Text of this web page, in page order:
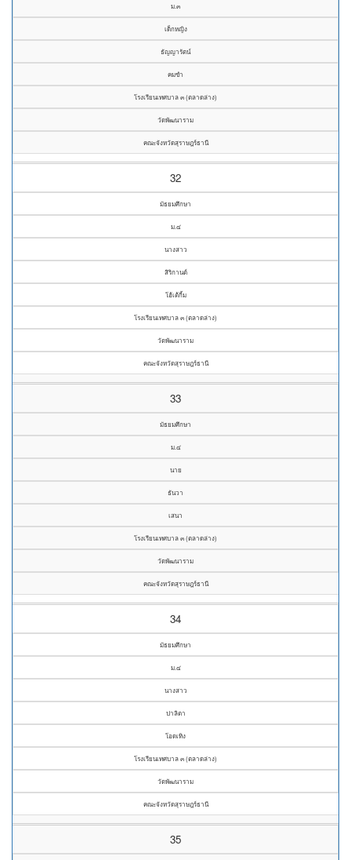
ม.๓
เด็กหญิง
ธัญญารัตน์
คมขำ
โรงเรียนเทศบาล ๓ (ตลาดล่าง)
วัดพัฒนาราม
คณะจังหวัดสุราษฎร์ธานี
32
มัธยมศึกษา
ม.๔
นางสาว
สิริกานต์
โฮ้เต้กิ้ม
โรงเรียนเทศบาล ๓ (ตลาดล่าง)
วัดพัฒนาราม
คณะจังหวัดสุราษฎร์ธานี
33
มัธยมศึกษา
ม.๔
นาย
ธันวา
เสนา
โรงเรียนเทศบาล ๓ (ตลาดล่าง)
วัดพัฒนาราม
คณะจังหวัดสุราษฎร์ธานี
34
มัธยมศึกษา
ม.๔
นางสาว
ปาลิตา
โอดเทิง
โรงเรียนเทศบาล ๓ (ตลาดล่าง)
วัดพัฒนาราม
คณะจังหวัดสุราษฎร์ธานี
35